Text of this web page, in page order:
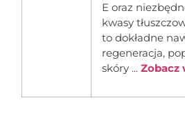
E oraz
kwasy
to dokładne
regeneracja,
skóry ...Zobacz